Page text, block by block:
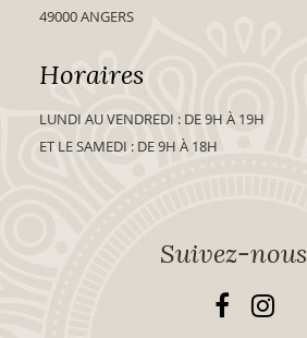
49000 ANGERS
Horaires
LUNDI AU VENDREDI : DE 9H À 19H
ET LE SAMEDI : DE 9H À 18H
Suivez-nous